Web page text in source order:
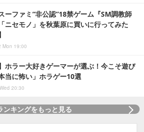
ーファミ“非公認”18禁ゲーム『SM調教師
ニセモノ」を秋葉原に買いに行ってみた
Mon 19:00
】ホラー大好きゲーマーが選ぶ！今こそ遊び
当に怖い」ホラゲー10選
20:30
ンキングをもっと見る